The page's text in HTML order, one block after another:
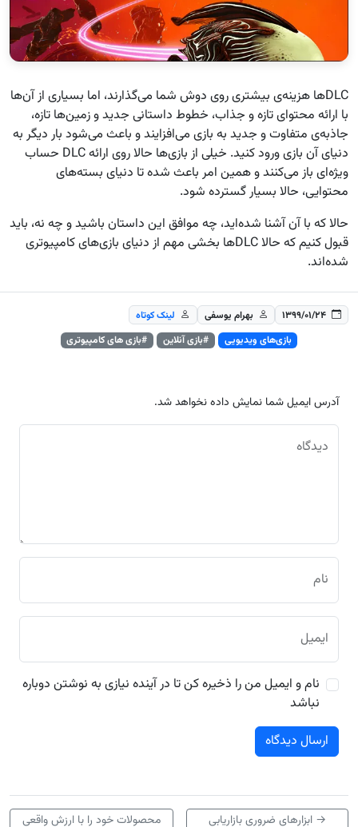
DLCها هزینه‌ی بیشتری روی دوش شما می‌گذارند، اما بسیاری از آن‌ها
با ارائه محتوای تازه و جذاب، خطوط داستانی جدید و زمین‌ها تازه،
جاذبه‌ی متفاوت و جدید به بازی می‌افزایند و باعث می‌شود بار دیگر به
دنیای آن بازی ورود کنید. خیلی از بازی‌ها حالا روی ارائه‌ DLC‌ حساب
ویژه‌ای باز می‌کنند و همین امر باعث شده تا دنیای بسته‌های
محتوایی، حالا بسیار گسترده شود.
حالا که با آن آشنا شده‌اید، چه موافق این داستان باشید و چه نه، باید
قبول کنیم که حالا DLCها بخشی مهم از دنیای بازی‌های کامپیوتری
شده‌اند.
۱۳۹۹/۰۱/۲۴ بهرام یوسفی
لینک کوتاه
بازی‌های ویدیویی
#بازی آنلاین #بازی های کامپیوتری
آدرس ایمیل شما نمایش داده نخواهد شد.
دیدگاه
نام
ایمیل
نام و ایمیل من را ذخیره کن تا در آینده نیازی به نوشتن دوباره
نباشد
→ ابزارهای ضروری بازاریابی محصولات خود را با ارزش واقعی